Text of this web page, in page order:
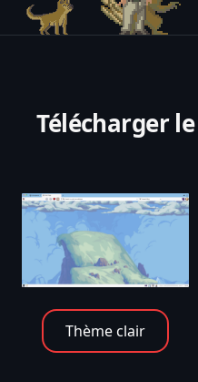
Télécharger
Thème clair